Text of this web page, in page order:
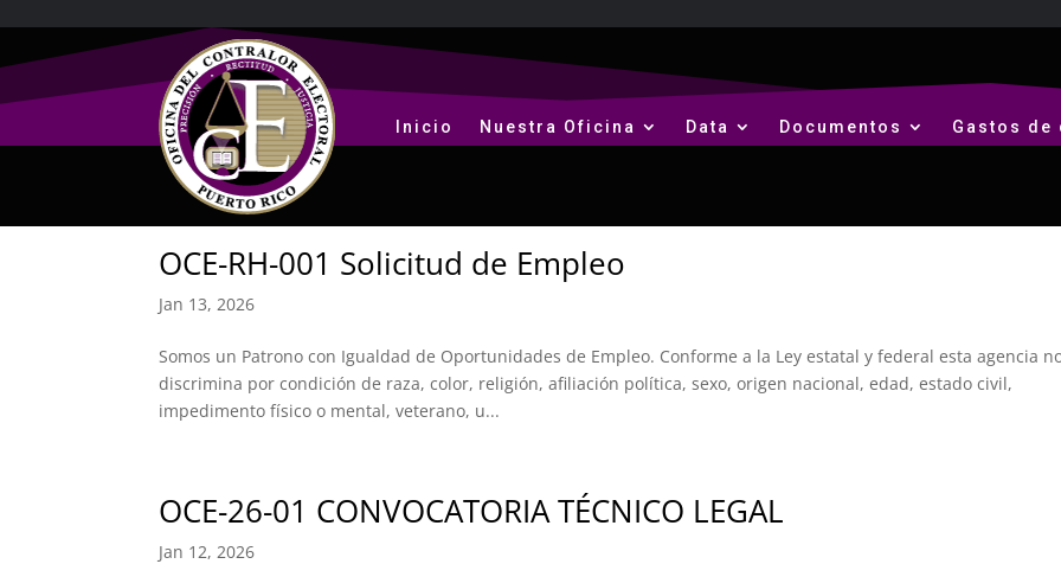
Inicio Nuestra Oficina Data Documentos Gastos
OCE-RH-001 Solicitud de Empleo
Jan 13, 2026
Somos un Patrono con Igualdad de Oportunidades de Empleo. Conforme a la Ley estatal y federal esta agencia
discrimina por condición de raza, color, religión, afiliación política, sexo, origen nacional, edad, estado civil,
impedimento físico o mental, veterano, u...
OCE-26-01 CONVOCATORIA TÉCNICO LEGAL
Jan 12, 2026